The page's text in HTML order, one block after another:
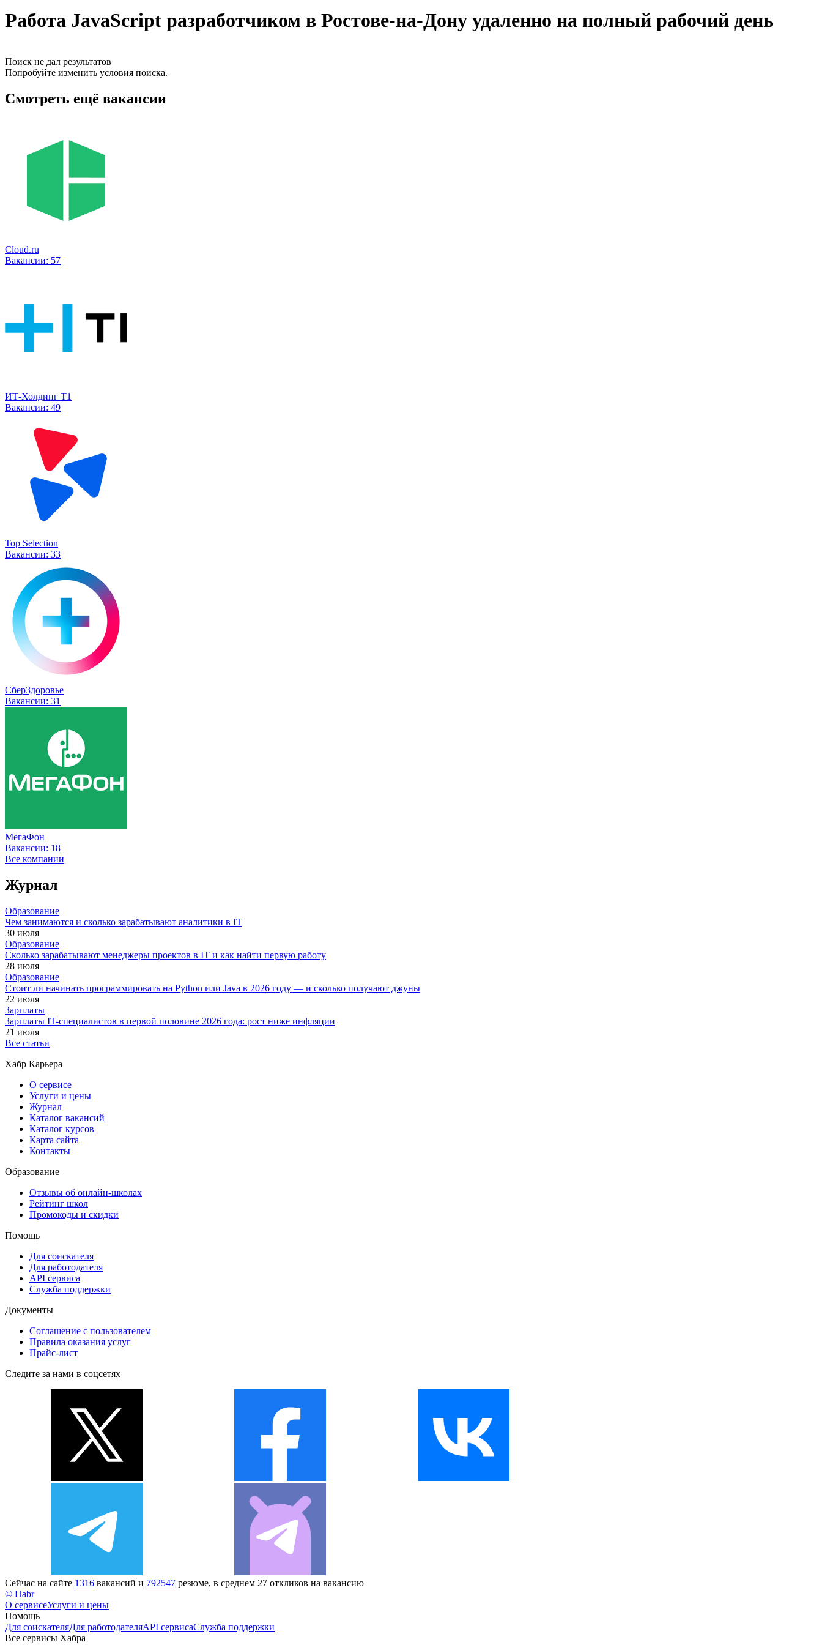
Работа JavaScript разработчиком в Ростове-на-Дону удаленно на полный рабочий день
Поиск не дал результатов
Попробуйте изменить условия поиска.
Смотреть ещё вакансии
Cloud.ru
Вакансии: 57
ИТ-Холдинг Т1
Вакансии: 49
Top Selection
Вакансии: 33
СберЗдоровье
Вакансии: 31
МегаФон
Вакансии: 18
Все компании
Журнал
Образование
Чем занимаются и сколько зарабатывают аналитики в IT
30 июля
Образование
Сколько зарабатывают менеджеры проектов в IT и как найти первую работу
28 июля
Образование
Стоит ли начинать программировать на Python или Java в 2026 году — и сколько получают джуны
22 июля
Зарплаты
Зарплаты IT-специалистов в первой половине 2026 года: рост ниже инфляции
21 июля
Все статьи
Хабр Карьера
О сервисе
Услуги и цены
Журнал
Каталог вакансий
Каталог курсов
Карта сайта
Контакты
Образование
Отзывы об онлайн-школах
Рейтинг школ
Промокоды и скидки
Помощь
Для соискателя
Для работодателя
API сервиса
Служба поддержки
Документы
Соглашение с пользователем
Правила оказания услуг
Прайс-лист
Следите за нами в соцсетях
Сейчас на сайте 1316 вакансий и 792547 резюме, в среднем 27 откликов на вакансию
© Habr
О сервисеУслуги и цены
Помощь
Для соискателяДля работодателяAPI сервисаСлужба поддержки
Все сервисы Хабра